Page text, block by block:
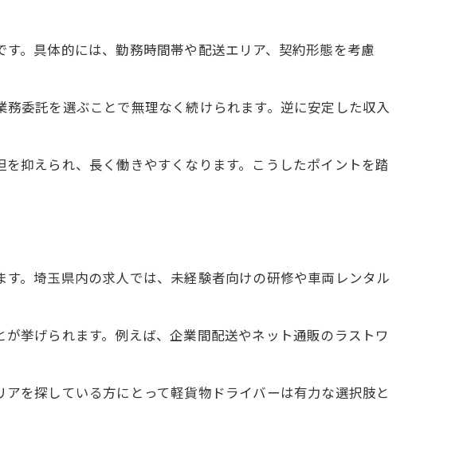
を探す方法
を狙うコツ
成功法
ポイント
。具体的には、勤務時間帯や配送エリア、契約形態を考慮
委託を選ぶことで無理なく続けられます。逆に安定した収入
抑えられ、長く働きやすくなります。こうしたポイントを踏
。埼玉県内の求人では、未経験者向けの研修や車両レンタル
挙げられます。例えば、企業間配送やネット通販のラストワ
を探している方にとって軽貨物ドライバーは有力な選択肢と